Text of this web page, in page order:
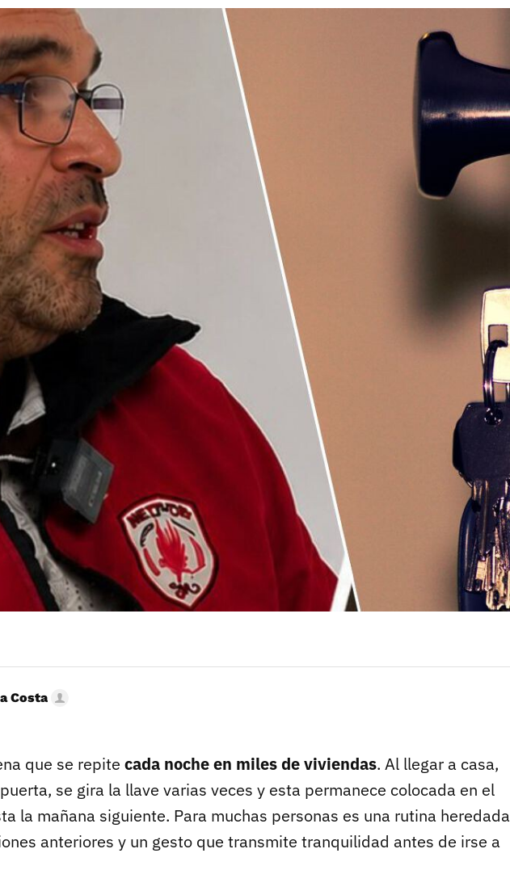
Costa
que se repite cada noche en miles de viviendas. Al llegar a casa,
se gira la llave varias veces y esta permanece colocada en el
la mañana siguiente. Para muchas personas es una rutina heredada
anteriores y un gesto que transmite tranquilidad antes de irse a